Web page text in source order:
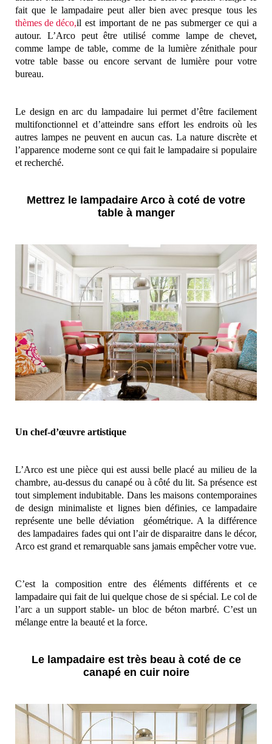
fait que le lampadaire peut aller bien avec presque tous les
thèmes de déco,il est important de ne pas submerger ce qui a
autour. L’Arco peut être utilisé comme lampe de chevet,
comme lampe de table, comme de la lumière zénithale pour
votre table basse ou encore servant de lumière pour votre
bureau.
Le design en arc du lampadaire lui permet d’être facilement
multifonctionnel et d’atteindre sans effort les endroits où les
autres lampes ne peuvent en aucun cas. La nature discrète et
l’apparence moderne sont ce qui fait le lampadaire si populaire
et recherché.
Mettrez le lampadaire Arco à coté de votre
table à manger
Un chef-d’œuvre artistique
L’Arco est une pièce qui est aussi belle placé au milieu de la
chambre, au-dessus du canapé ou à côté du lit. Sa présence est
tout simplement indubitable. Dans les maisons contemporaines
de design minimaliste et lignes bien définies, ce lampadaire
représente une belle déviation
géométrique. A la différence
des lampadaires fades qui ont l’air de disparaitre dans le décor,
Arco est grand et remarquable sans jamais empêcher votre vue.
C’est la composition entre des éléments différents et ce
lampadaire qui fait de lui quelque chose de si spécial. Le col de
l’arc a un support stable- un bloc de béton marbré. C’est un
mélange entre la beauté et la force.
Le lampadaire est très beau à coté de ce
canapé en cuir noire